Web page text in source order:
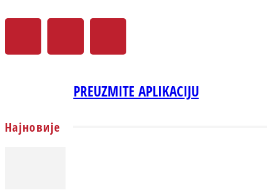
PREUZMITE APLIKACIJU
Најновије